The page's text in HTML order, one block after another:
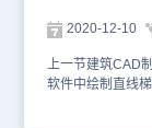
建筑软件来和小
2020-12-10
上一节建筑CAD
软件中绘制直线